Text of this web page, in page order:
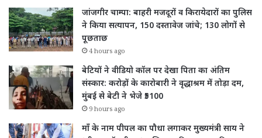
जांजगीर चाम्पा: बाहरी मजदूरों व किरायेदारों का पुलिस
ने किया सत्यापन, 150 दस्तावेज जांचे; 130 लोगों से
पूछताछ
4 hours ago
बेटियों ने वीडियो कॉल पर देखा पिता का अंतिम
संस्कार: करोड़ों के कारोबारी ने वृद्धाश्रम में तोड़ा दम,
मुंबई से बेटी ने भेजे ₹5100
9 hours ago
माँ के नाम पीपल का पौधा लगाकर मुख्यमंत्री साय ने